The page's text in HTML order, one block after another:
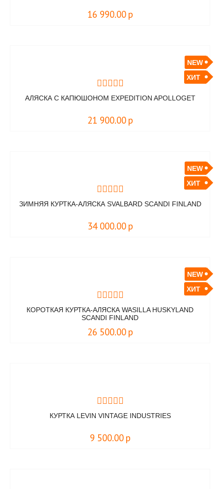
16 990.00 р
NEW
ХИТ
АЛЯСКА С КАПЮШОНОМ EXPEDITION APOLLOGET
21 900.00 р
NEW
ХИТ
ЗИМНЯЯ КУРТКА-АЛЯСКА SVALBARD SCANDI FINLAND
34 000.00 р
NEW
ХИТ
КОРОТКАЯ КУРТКА-АЛЯСКА WASILLA HUSKYLAND
SCANDI FINLAND
26 500.00 р
КУРТКА LEVIN VINTAGE INDUSTRIES
9 500.00 р